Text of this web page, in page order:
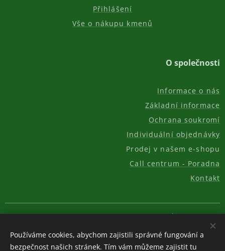
Přihlášení
Vše o nákupu kmenů
O společnosti
Informace o nás
Základní informace
Ochrana soukromí
Individuální objednávky
Prodej v našem e-shopu
Call centrum - Poradna
Kontakt
© 2011-2026, AKC REAL GROUP s.r.o. Cookies
Měna
Používáme cookies, abychom zajistili správné fungování a
bezpečnost našich stránek. Tím vám můžeme zajistit tu